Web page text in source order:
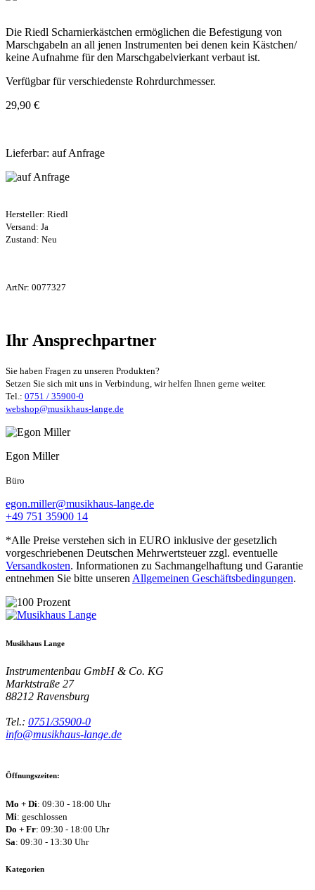
Die Riedl Scharnierkästchen ermöglichen die Befestigung von
Marschgabeln an all jenen Instrumenten bei denen kein Kästchen/
keine Aufnahme für den Marschgabelvierkant verbaut ist.
Verfügbar für verschiedenste Rohrdurchmesser.
29,90 €
Lieferbar: auf Anfrage
Hersteller: Riedl
Versand: Ja
Zustand: Neu
ArtNr: 0077327
Ihr Ansprechpartner
Sie haben Fragen zu unseren Produkten?
Setzen Sie sich mit uns in Verbindung, wir helfen Ihnen gerne weiter.
Tel.: 0751 / 35900-0
webshop@musikhaus-lange.de
Egon Miller
Büro
egon.miller@musikhaus-lange.de
+49 751 35900 14
*Alle Preise verstehen sich in EURO inklusive der gesetzlich
vorgeschriebenen Deutschen Mehrwertsteuer zzgl. eventuelle
Versandkosten. Informationen zu Sachmangelhaftung und Garantie
entnehmen Sie bitte unseren Allgemeinen Geschäftsbedingungen.
Musikhaus Lange
Instrumentenbau GmbH & Co. KG
Marktstraße 27
88212 Ravensburg
Tel.: 0751/35900-0
info@musikhaus-lange.de
Öffnungszeiten:
Mo + Di: 09:30 - 18:00 Uhr
Mi: geschlossen
Do + Fr: 09:30 - 18:00 Uhr
Sa: 09:30 - 13:30 Uhr
Kategorien